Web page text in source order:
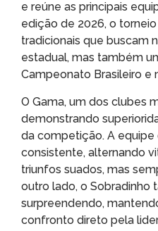
e reúne as principais
edição de 2026, o
tradicionais que buscam
estadual, mas também
Campeonato Brasileiro e
O Gama, um dos clubes
demonstrando
da competição. A equipe
consistente, alternando
triunfos suados, mas
outro lado, o Sobradinho
surpreendendo,
confronto direto pela